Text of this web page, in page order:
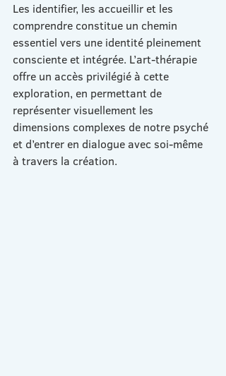
Les identifier, les accueillir et les
comprendre constitue un chemin
essentiel vers une identité pleinement
consciente et intégrée. L’art-thérapie
offre un accès privilégié à cette
exploration, en permettant de
représenter visuellement les
dimensions complexes de notre psyché
et d’entrer en dialogue avec soi-même
à travers la création.